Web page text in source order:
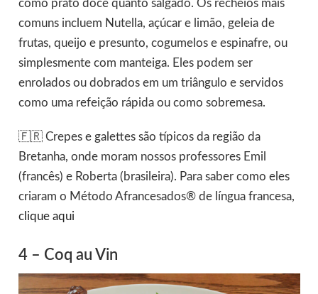
como prato doce quanto salgado. Os recheios mais
comuns incluem Nutella, açúcar e limão, geleia de
frutas, queijo e presunto, cogumelos e espinafre, ou
simplesmente com manteiga. Eles podem ser
enrolados ou dobrados em um triângulo e servidos
como uma refeição rápida ou como sobremesa.
🇫🇷 Crepes e galettes são típicos da região da
Bretanha, onde moram nossos professores Emil
(francês) e Roberta (brasileira). Para saber como eles
criaram o Método Afrancesados® de língua francesa,
clique aqui
4 – Coq au Vin